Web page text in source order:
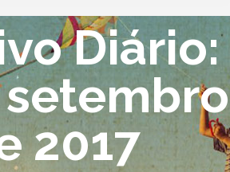
Diário:
setembro
2017